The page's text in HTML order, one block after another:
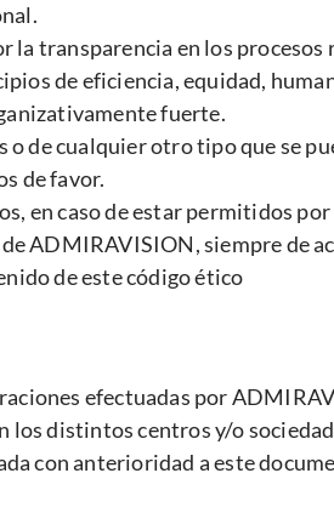
transparencia en los procesos
de eficiencia, equidad,
fuerte.
de cualquier otro tipo que se
de favor.
en caso de estar permitidos
ADMIRAVISION, siempre de
de este código ético
efectuadas por
los distintos centros y/o
con anterioridad a este